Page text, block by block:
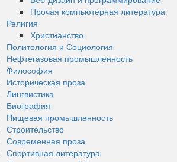
Прочая компьютерная литература
Религия
Христианство
Политология и Социология
Нефтегазовая промышленность
Философия
Историческая проза
Лингвистика
Биография
Пищевая промышленность
Строительство
Современная проза
Спортивная литература